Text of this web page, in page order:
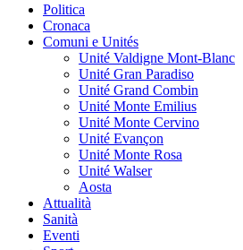
Politica
Cronaca
Comuni e Unités
Unité Valdigne Mont-Blanc
Unité Gran Paradiso
Unité Grand Combin
Unité Monte Emilius
Unité Monte Cervino
Unité Evançon
Unité Monte Rosa
Unité Walser
Aosta
Attualità
Sanità
Eventi